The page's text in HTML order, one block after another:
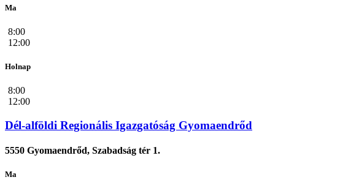
Ma
8:00
12:00
Holnap
8:00
12:00
Dél-alföldi Regionális Igazgatóság Gyomaendrőd
5550 Gyomaendrőd, Szabadság tér 1.
Ma